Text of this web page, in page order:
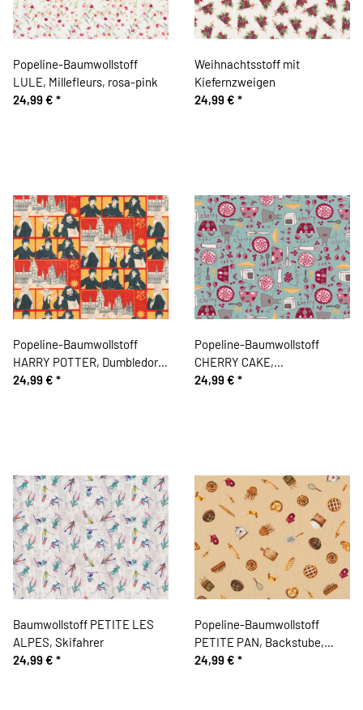
Popeline-Baumwollstoff
LULE, Millefleurs, rosa-pink
24,99 € *
Weihnachtsstoff mit
Kiefernzweigen
24,99 € *
Popeline-Baumwollstoff
HARRY POTTER, Dumbledore
vor Hogwarts, gelb
24,99 € *
Popeline-Baumwollstoff
CHERRY CAKE,
Kirschkuchen, türkis
24,99 € *
Baumwollstoff PETITE LES
ALPES, Skifahrer
24,99 € *
Popeline-Baumwollstoff
PETITE PAN, Backstube,
beigebraun
24,99 € *